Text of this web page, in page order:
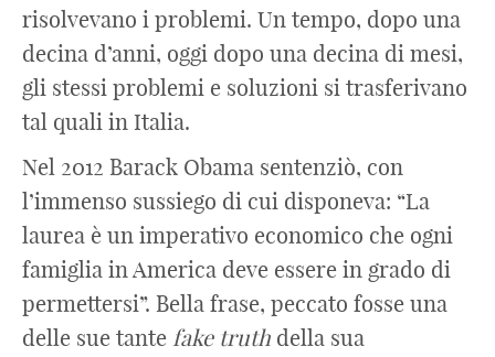
risolvevano i problemi. Un tempo, dopo una
decina d’anni, oggi dopo una decina di mesi,
gli stessi problemi e soluzioni si trasferivano
tal quali in Italia.
Nel 2012 Barack Obama sentenziò, con
l’immenso sussiego di cui disponeva: “La
laurea è un imperativo economico che ogni
famiglia in America deve essere in grado di
permettersi”. Bella frase, peccato fosse una
delle sue tante fake truth della sua